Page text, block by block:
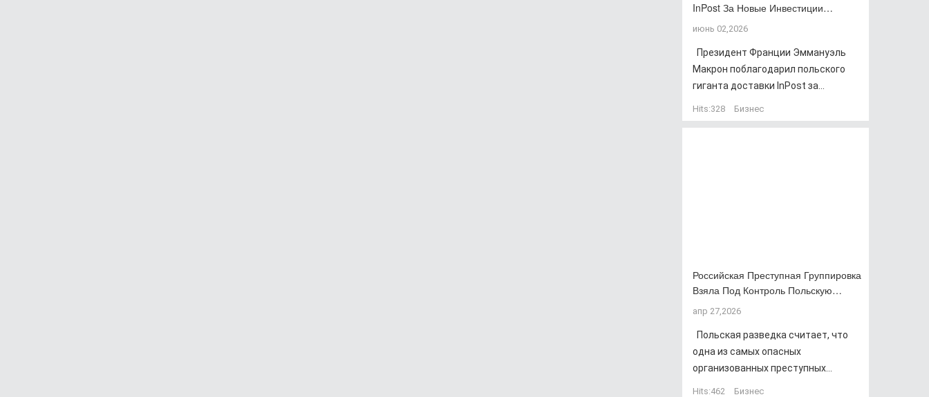
InPost За Новые Инвестиции…
июнь 02,2026
Президент Франции Эммануэль
Макрон поблагодарил польского
гиганта доставки InPost за...
Hits:328 Бизнес
Российская Преступная Группировка
Взяла Под Контроль Польскую…
апр 27,2026
Польская разведка считает, что
одна из самых опасных
организованных преступных...
Hits:462 Бизнес